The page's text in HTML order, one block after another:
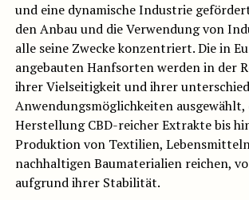
und eine dynamische Industrie
den Anbau und die Verwendung von
alle seine Zwecke konzentriert. Die in
angebauten Hanfsorten werden in der
ihrer Vielseitigkeit und ihrer
Anwendungsmöglichkeiten ausgewählt,
Herstellung CBD-reicher Extrakte bis
Produktion von Textilien,
nachhaltigen Baumaterialien reichen,
aufgrund ihrer Stabilität.